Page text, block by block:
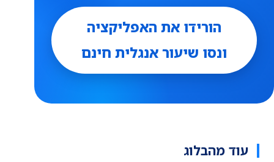
הורידו את האפליקציה
ונסו שיעור אנגלית חינם
עוד מהבלוג